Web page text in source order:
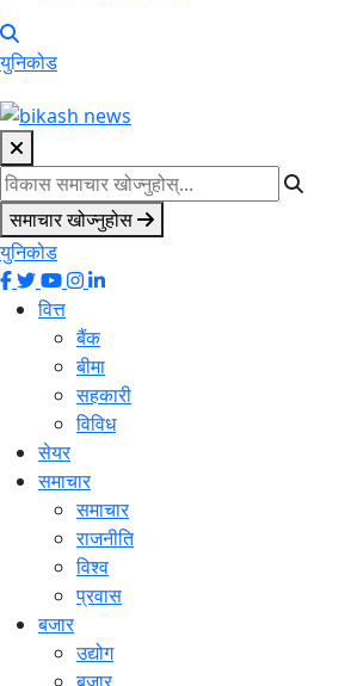
युनिकोड
समाचार खोज्नुहोस
युनिकोड
वित्त
बैंक
बीमा
सहकारी
विविध
सेयर
समाचार
समाचार
राजनीति
विश्व
प्रवास
बजार
उद्योग